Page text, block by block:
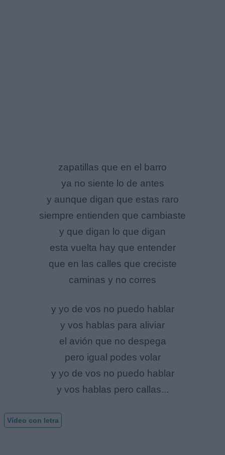
zapatillas que en el barro
ya no siente lo de antes
y aunque digan que estas raro
siempre entienden que cambiaste
y que digan lo que digan
esta vuelta hay que entender
que en las calles que creciste
caminas y no corres
y yo de vos no puedo hablar
y vos hablas para aliviar
el avión que no despega
pero igual podes volar
y yo de vos no puedo hablar
y vos hablas pero callas...
Vídeo con letra